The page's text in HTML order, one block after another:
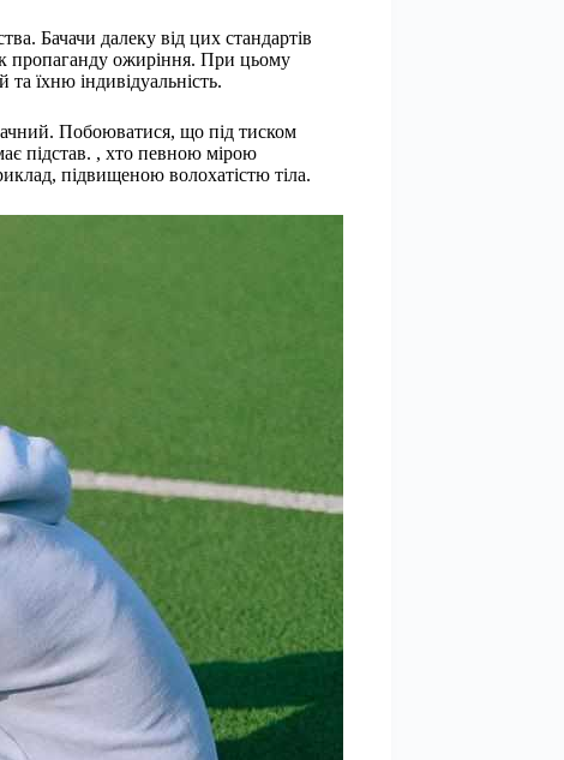
Бачачи далеку від цих стандартів
пропаганду ожиріння. При цьому
їхню індивідуальність.
Побоюватися, що під тиском
підстав. , хто певною мірою
підвищеною волохатістю тіла.